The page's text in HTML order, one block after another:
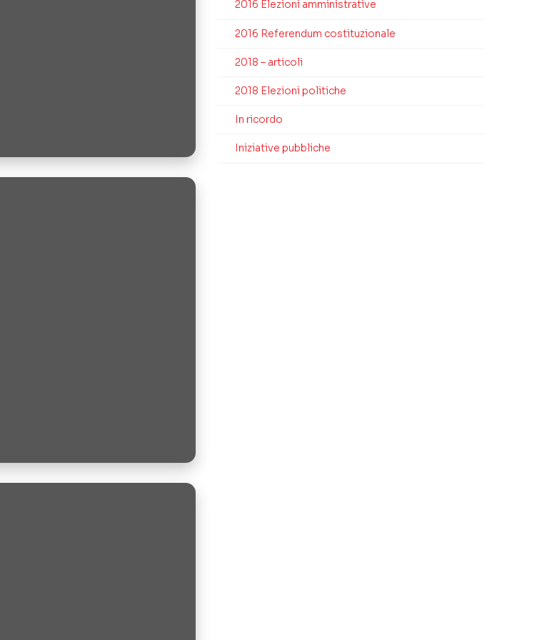
2016 Elezioni amministrative
2016 Referendum costituzionale
2018 – articoli
2018 Elezioni politiche
In ricordo
Iniziative pubbliche